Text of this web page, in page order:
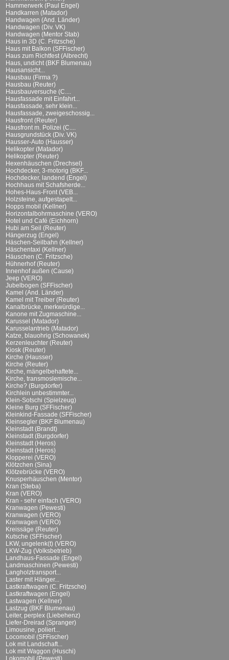
Hammerwerk (Paul Engel)
Handkarren (Matador)
Handwagen (And. Länder)
Handwagen (Div. VK)
Handwagen (Mentor Stab)
Haus in 3D (C. Fritzsche)
Haus mit Balkon (SFFischer)
Haus zum Richtfest (Albrecht)
Haus, undicht (BKF Blumenau)
Hausansicht...
Hausbau (Firma ?)
Hausbau (Reuter)
Hausbauversuche (C....
Hausfassade mit Einfahrt...
Hausfassade, sehr klein...
Hausfassade, zweigeschossig...
Hausfront (Reuter)
Hausfront m. Polizei (C....
Hausgrundstück (Div. VK)
Hausser-Auto (Hausser)
Helikopter (Matador)
Helikopter (Reuter)
Hexenhäuschen (Drechsel)
Hochdecker, 3-motorig (BKF...
Hochdecker, landend (Engel)
Hochhaus mit Schafsherde...
Hohes-Haus-Front (VEB...
Holzsteine, aufgestapelt...
Hopps mobil (Kellner)
Horizontalbohrmaschine (VERO)
Hotel und Café (Eichhorn)
Hubi am Seil (Reuter)
Hängerzug (Engel)
Häschen-Seilbahn (Kellner)
Häschentaxi (Kellner)
Häuschen (C. Fritzsche)
Hühnerhof (Reuter)
Innenhof außen (Cause)
Jeep (VERO)
Jubelbogen (SFFischer)
Kamel (And. Länder)
Kamel mit Treiber (Reuter)
Kanalbrücke, merkwürdige...
Kanone mit Zugmaschine...
Karussel (Matador)
Karusselantrieb (Matador)
Katze, blauohrig (Schowanek)
Kerzenleuchter (Reuter)
Kiosk (Reuter)
Kirche (Hausser)
Kirche (Reuter)
Kirche, mängelbehaftete...
Kirche, transmoslemische...
Kirche? (Burgdorfer)
Kirchlein unbestimmter...
Klein-Sotschi (Spielzeug)
Kleine Burg (SFFischer)
Kleinkind-Fassade (SFFischer)
Kleinsegler (BKF Blumenau)
Kleinstadt (Brandt)
Kleinstadt (Burgdorfer)
Kleinstadt (Heros)
Kleinstadt (Heros)
Klopperei (VERO)
Klötzchen (Sina)
Klötzebrücke (VERO)
Knusperhäuschen (Mentor)
Kran (Steba)
Kran (VERO)
Kran - sehr einfach (VERO)
Kranwagen (Pewesti)
Kranwagen (VERO)
Kranwagen (VERO)
Kreissäge (Reuter)
Kutsche (SFFischer)
LKW, ungelenk(t) (VERO)
LKW-Zug (Volksbetrieb)
Landhaus-Fassade (Engel)
Landmaschinen (Pewesti)
Langholztransport...
Laster mit Hänger...
Lastkraftwagen (C. Fritzsche)
Lastkraftwagen (Engel)
Lastwagen (Kellner)
Lastzug (BKF Blumenau)
Leiter, perplex (Liebehenz)
Liefer-Dreirad (Spranger)
Limousine, poliert...
Locomobil (SFFischer)
Lok mit Landschaft...
Lok mit Waggon (Huschi)
Lokomobil (Pewesti)